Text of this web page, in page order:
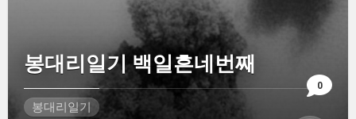
0
봉대리일기 백일흔네번째
봉대리일기